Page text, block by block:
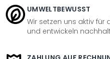
UMWELTBEWUSST
Wir setzen uns aktiv für
und entwickeln